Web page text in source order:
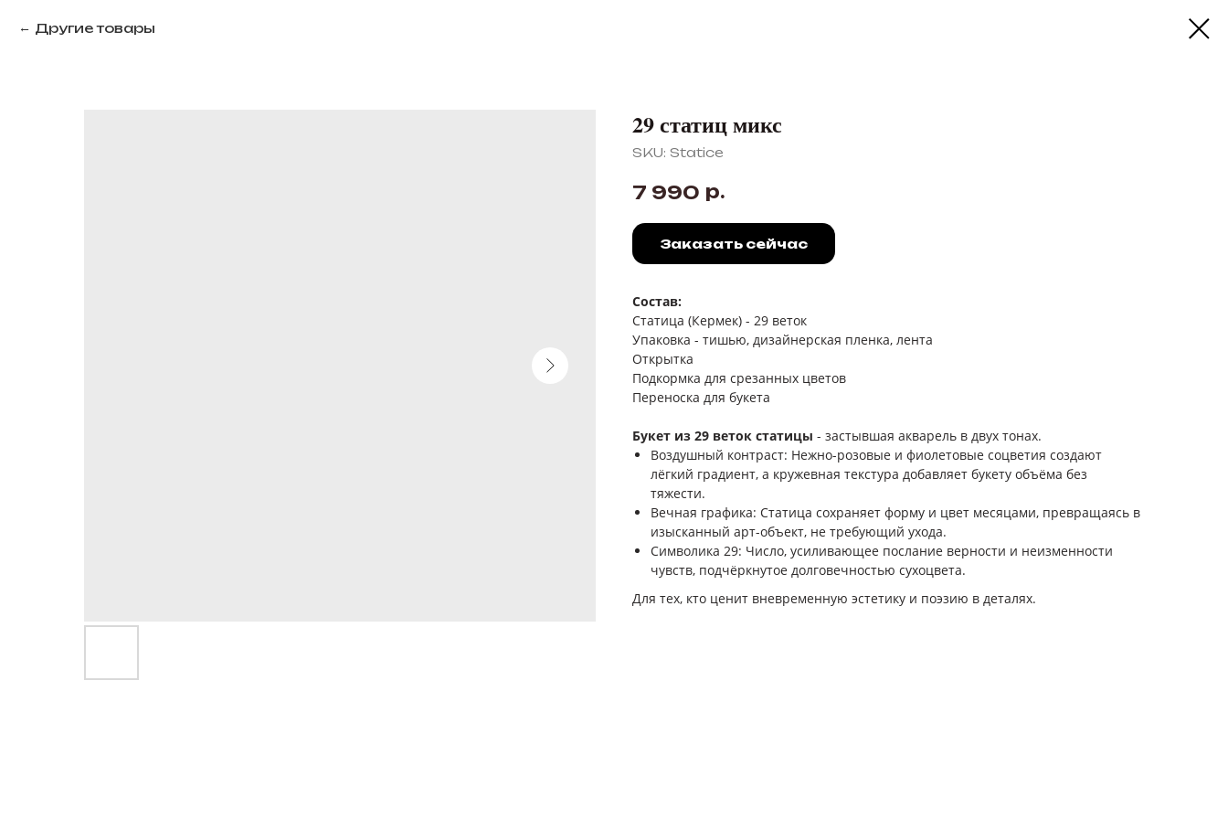
Другие товары
29 статиц микс
SKU: Statice
7 990 р.
Заказать сейчас
Состав:
Статица (Кермек) - 29 веток
Упаковка - тишью, дизайнерская пленка, лента
Открытка
Подкормка для срезанных цветов
Переноска для букета
Букет из 29 веток статицы - застывшая акварель в двух тонах.
Воздушный контраст: Нежно-розовые и фиолетовые соцветия создают
лёгкий градиент, а кружевная текстура добавляет букету объёма без
тяжести.
Вечная графика: Статица сохраняет форму и цвет месяцами, превращаясь в
изысканный арт-объект, не требующий ухода.
Символика 29: Число, усиливающее послание верности и неизменности
чувств, подчёркнутое долговечностью сухоцвета.
Для тех, кто ценит вневременную эстетику и поэзию в деталях.